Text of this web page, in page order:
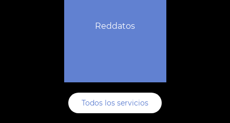
Reddatos
Todos los servicios